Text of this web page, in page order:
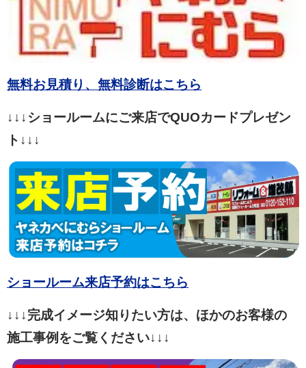
無料お見積り、無料診断はこちら
↓↓↓ショールームにご来店でQUOカードプレゼン
ト↓↓↓
ショールーム来店予約はこちら
↓↓↓完成イメージ知りたい方は、ほかのお客様の
施工事例をご覧ください↓↓↓